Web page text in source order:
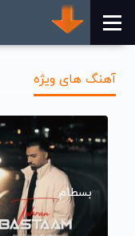
آهنگ های ویژه
بسطام